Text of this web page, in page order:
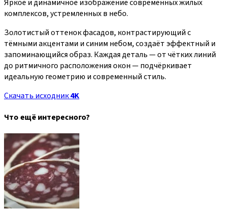
Яркое и динамичное изображение современных жилых
комплексов, устремленных в небо.
Золотистый оттенок фасадов, контрастирующий с
тёмными акцентами и синим небом, создаёт эффектный и
запоминающийся образ. Каждая деталь — от чётких линий
до ритмичного расположения окон — подчёркивает
идеальную геометрию и современный стиль.
Скачать исходник4K
Что ещё интересного?